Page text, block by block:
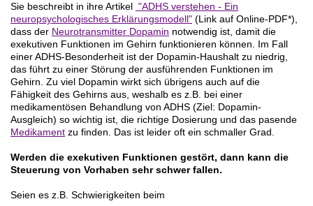
Sie beschreibt in ihre Artikel "ADHS verstehen - Ein
neuropsychologisches Erklärungsmodell" (Link auf Online-PDF*),
dass der Neurotransmitter Dopamin notwendig ist, damit die
exekutiven Funktionen im Gehirn funktionieren können. Im Fall
einer ADHS-Besonderheit ist der Dopamin-Haushalt zu niedrig,
das führt zu einer Störung der ausführenden Funktionen im
Gehirn. Zu viel Dopamin wirkt sich übrigens auch auf die
Fähigkeit des Gehirns aus, weshalb es z.B. bei einer
medikamentösen Behandlung von ADHS (Ziel: Dopamin-
Ausgleich) so wichtig ist, die richtige Dosierung und das pasende
Medikament zu finden. Das ist leider oft ein schmaller Grad.
Werden die exekutiven Funktionen gestört, dann kann die
Steuerung von Vorhaben sehr schwer fallen.
Seien es z.B. Schwierigkeiten beim